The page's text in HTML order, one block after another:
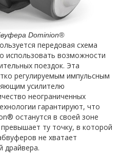
Dominion®
передовая схема
использовать возможности
поездок. Эта
регулируемым импульсным
усилителю
неограниченных
гарантируют, что
останутся в своей зоне
ту точку, в которой
не хватает
драйвера.